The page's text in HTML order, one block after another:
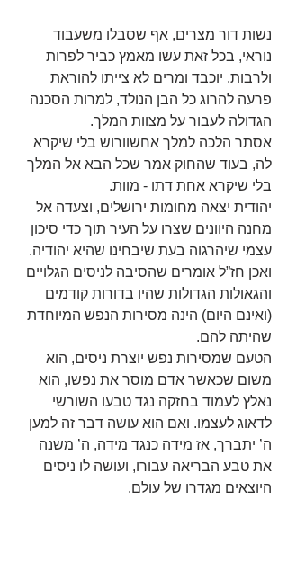
נשות דור מצרים, אף שסבלו משעבוד
נוראי, בכל זאת עשו מאמץ כביר לפרות
ולרבות. יוכבד ומרים לא צייתו להוראת
פרעה להרוג כל הבן הנולד, למרות הסכנה
הגדולה לעבור על מצוות המלך.
אסתר הלכה למלך אחשוורוש בלי שיקרא
לה, בעוד שהחוק אמר שכל הבא אל המלך
בלי שיקרא אחת דתו - מוות.
יהודית יצאה מחומות ירושלים, וצעדה אל
מחנה היוונים שצרו על העיר תוך כדי סיכון
עצמי שיהרגוה בעת שיבחינו שהיא יהודיה.
ואכן חז”ל אומרים שהסיבה לניסים הגלויים
והגאולות הגדולות שהיו בדורות קודמים
(ואינם היום) הינה מסירות הנפש המיוחדת
שהיתה להם.
הטעם שמסירות נפש יוצרת ניסים, הוא
משום שכאשר אדם מוסר את נפשו, הוא
נאלץ לעמוד בחזקה נגד טבעו השורשי
לדאוג לעצמו. ואם הוא עושה דבר זה למען
ה’ יתברך, אז מידה כנגד מידה, ה’ משנה
את טבע הבריאה עבורו, ועושה לו ניסים
היוצאים מגדרו של עולם.